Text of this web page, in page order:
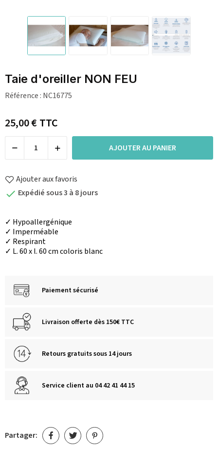
Taie d'oreiller NON FEU
Référence : NC16775
25,00 €TTC
AJOUTER AU PANIER
Ajouter aux favoris
 Expédié sous 3 à 8 jours
✓ Hypoallergénique
✓ Imperméable
✓ Respirant
✓ L. 60 x l. 60 cm coloris blanc
Paiement sécurisé
Livraison offerte dès 150€ TTC
Retours gratuits sous 14 jours
Service client au 04 42 41 44 15
Partager: